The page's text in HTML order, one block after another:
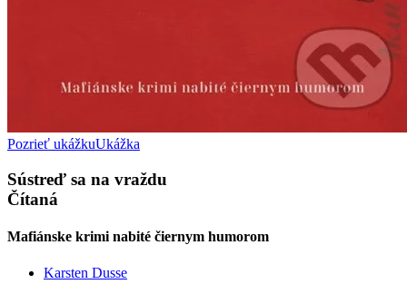
Pozrieť ukážkuUkážka
Sústreď sa na vraždu
Čítaná
Mafiánske krimi nabité čiernym humorom
Karsten Dusse